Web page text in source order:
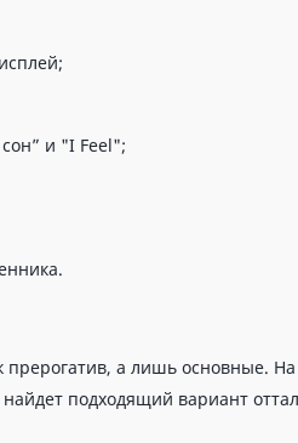
и "I Feel";
прерогатив, а лишь основные.
подходящий вариант